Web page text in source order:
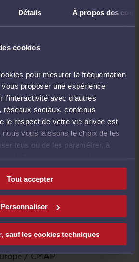
Détails À propos des
cookies
pour mesurer la fréquentation
proposer une expérience
l’interactivité avec d’autres
réseaux sociaux, contenus
le respect de votre vie privée est
vous laissons le choix de les
tous ou de les paramétrer, à
du site.
Tout accepter
Personnaliser
sauf les cookies techniques
»
exercice professionnel, redéfinir
ses savoir-faire et ses
sur ses points forts afin
possibles et redynamiser son
de feutres ou crayons de
, ancien avocat au barreau de
Coach HEC Paris, Médiateur
/ CMAP